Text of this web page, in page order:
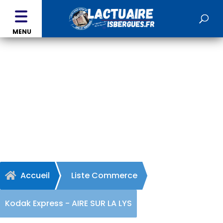
MENU
 Accueil Liste Commerce
Kodak Express - AIRE SUR LA LYS